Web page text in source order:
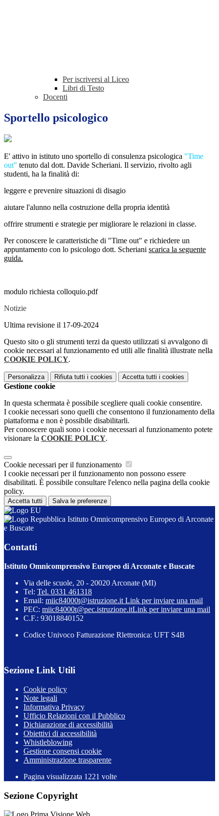
Per iscriversi al Liceo
Libri di Testo
Docenti
Sportello psicologico
E' attivo in istituto uno sportello di consulenza psicologica "Time
out" tenuto dal dott. Davide Scheriani. Il servizio, rivolto agli
studenti, ha la finalità di:
leggere e prevenire situazioni di disagio
aiutare l'alunno nella costruzione della propria identità
offrire strumenti e strategie per migliorare le relazioni in classe.
Per conoscere le caratteristiche di "Time out" e richiedere un
appuntamento con lo psicologo dott. Scheriani scarica la seguente
guida.
modulo richiesta colloquio.pdf
Notizie
Ultima revisione il 17-09-2024
Questo sito o gli strumenti terzi da questo utilizzati si avvalgono di
cookie necessari al funzionamento ed utili alle finalità illustrate nella
COOKIE POLICY.
Personalizza Rifiuta tutti i cookies Accetta tutti i cookies
Gestione cookie
In questa schermata è possibile scegliere quali cookie consentire.
I cookie necessari sono quelli che consentono il funzionamento della
piattaforma e non è possibile disabilitarli.
Per conoscere quali sono i cookie necessari al funzionamento potete
visionare la COOKIE POLICY.
Cookie necessari per il funzionamento
I cookie necessari per il funzionamento non possono essere
disabilitati. È possibile consultare l'elenco nella pagina della cookie
policy.
Accetta tutti Salva le preferenze
Istituto Omnicomprensivo Europeo di Arconate
e Buscate
Contatti
Istituto Omnicomprensivo Europeo di Arconate e Buscate
Via delle scuole, 20 - 20020 Arconate (MI)
Tel: Tel. 0331 461318
Email: miic84000t@istruzione.it Link per inviare una mail
PEC: miic84000t@pec.istruzione.itLink per inviare una mail
C.F.: 93018840152
Codice Univoco Fatturazione Rlettronica: UFT S4B
Sezione Link Utili
Cookie policy
Note legali
Informativa Privacy
Ufficio Relazioni con il Pubblico
Dichiarazione di accessibilità
Obiettivi di accessibilità
Whistleblowing
Gestione consensi cookie
Amministrazione trasparente
Pagina visualizzata 1221 volte
Sezione Copyright